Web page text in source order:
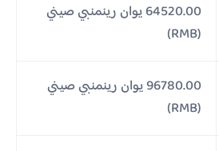
64520.00 يوان رينمنبي صيني
(RMB)
96780.00 يوان رينمنبي صيني
(RMB)